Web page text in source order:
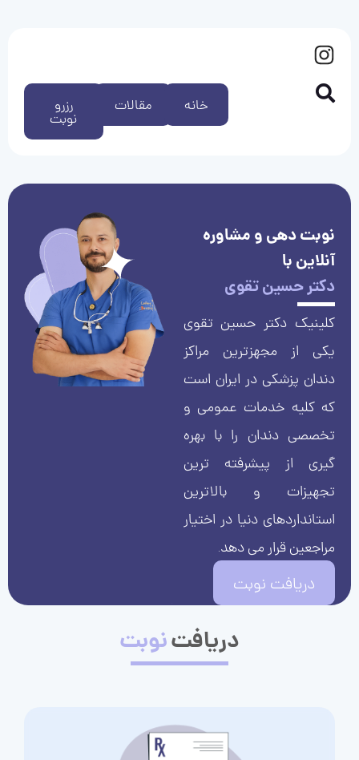
رزرو
نوبت
مقالات خانه
نوبت دهی و مشاوره
آنلاین با
دکتر حسین تقوی
کلینیک دکتر حسین تقوی
یکی از مجهزترین مراکز
دندان پزشکی در ایران است
که کلیه خدمات عمومی و
تخصصی دندان را با بهره
گیری از پیشرفته ترین
تجهیزات و بالاترین
استانداردهای دنیا در اختیار
مراجعین قرار می دهد.
دریافت نوبت
دریافتنوبت